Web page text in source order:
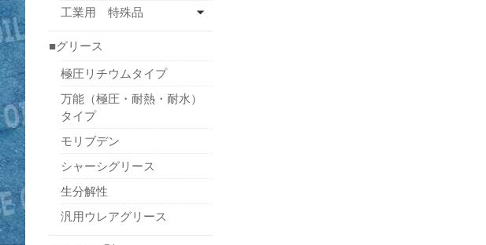
工業用 特殊品
■グリース
極圧リチウムタイプ
万能（極圧・耐熱・耐水）
タイプ
モリブデン
シャーシグリース
生分解性
汎用ウレアグリース